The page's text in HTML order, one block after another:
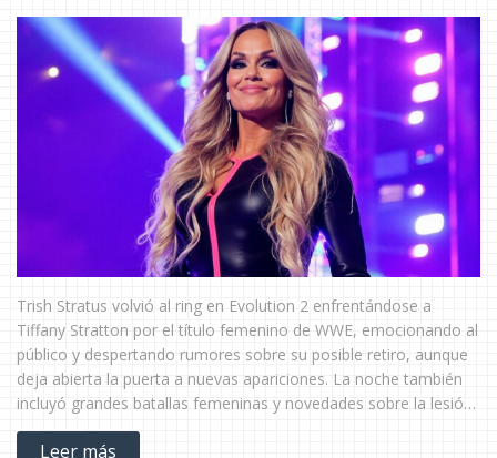
Trish Stratus volvió al ring en Evolution 2 enfrentándose a
Tiffany Stratton por el título femenino de WWE, emocionando al
público y despertando rumores sobre su posible retiro, aunque
deja abierta la puerta a nuevas apariciones. La noche también
incluyó grandes batallas femeninas y novedades sobre la lesión
de Seth Rollins.
Leer más